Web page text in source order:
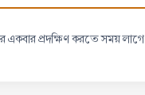
একবার প্রদক্ষিণ করতে সময় লাগে